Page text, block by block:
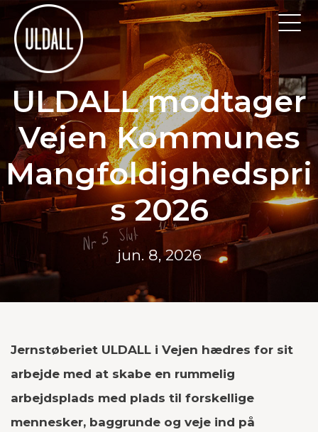
ULDALL modtager
Vejen Kommunes
Mangfoldighedspri
s 2026
jun. 8, 2026
Jernstøberiet ULDALL i Vejen hædres for sit
arbejde med at skabe en rummelig
arbejdsplads med plads til forskellige
mennesker, baggrunde og veje ind på